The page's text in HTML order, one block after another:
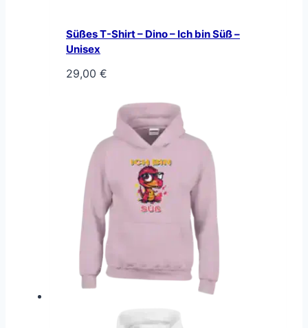
Süßes T-Shirt – Dino – Ich bin Süß –
Unisex
29,00 €